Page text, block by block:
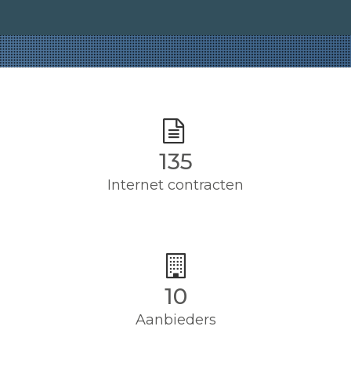
135
Internet contracten
10
Aanbieders